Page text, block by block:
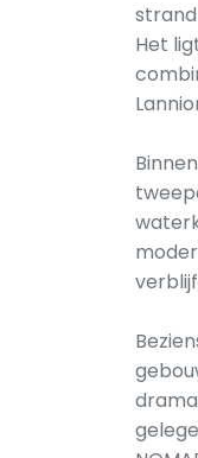
Het